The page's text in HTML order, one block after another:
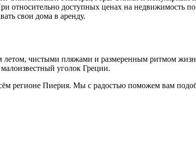
относительно доступных ценах на недвижимость
свои дома в аренду.
чистыми пляжами и размеренным ритмом
уголок Греции.
регионе Пиерия. Мы с радостью поможем вам